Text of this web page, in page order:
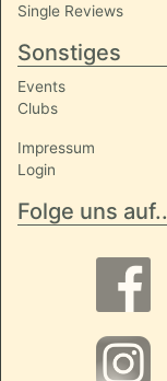
Single Reviews
Sonstiges
Events
Clubs
Impressum
Login
Folge uns auf..